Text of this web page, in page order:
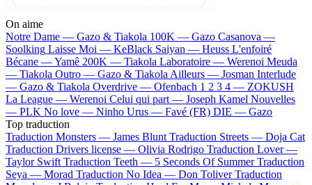
On aime
Notre Dame — Gazo & Tiakola 100K — Gazo Casanova —
Soolking Laisse Moi — KeBlack Saiyan — Heuss L'enfoiré
Bécane —Yamê 200K — Tiakola Laboratoire — Werenoi Meuda
— Tiakola Outro — Gazo & Tiakola Ailleurs — Josman Interlude
— Gazo & Tiakola Overdrive — Ofenbach 1 2 3 4 — ZOKUSH
La League — Werenoi Celui qui part — Joseph Kamel Nouvelles
— PLK No love — Ninho Urus — Favé (FR) DIE — Gazo
Top traduction
Traduction Monsters — James Blunt Traduction Streets — Doja Cat
Traduction Drivers license — Olivia Rodrigo Traduction Lover —
Taylor Swift Traduction Teeth — 5 Seconds Of Summer Traduction
Seya — Morad Traduction No Idea — Don Toliver Traduction